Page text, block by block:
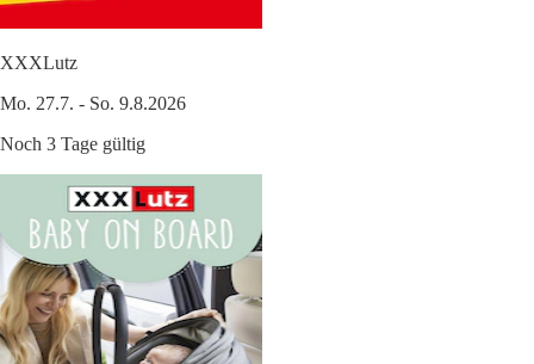
XXXLutz
Mo. 27.7. - So. 9.8.2026
Noch 3 Tage gültig